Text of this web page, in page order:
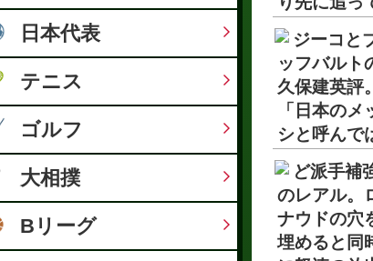
日本代表
テニス
ゴルフ
大相撲
Bリーグ